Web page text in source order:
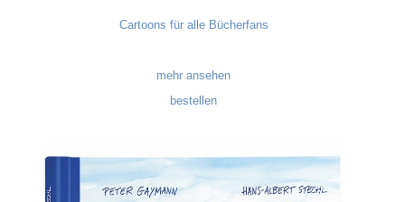
Cartoons für alle Bücherfans
mehr ansehen
bestellen